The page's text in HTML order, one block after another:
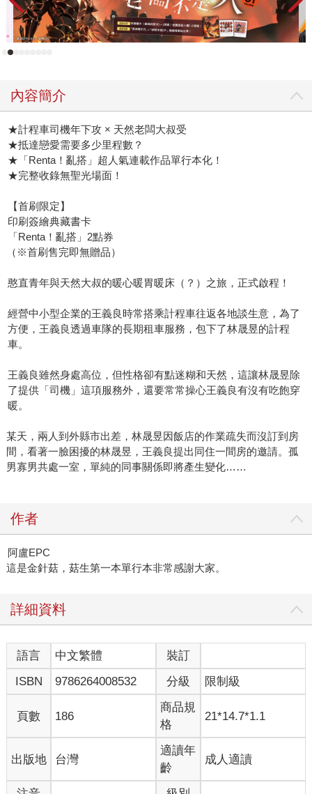
內容簡介
★計程車司機年下攻 × 天然老闆大叔受
★抵達戀愛需要多少里程數？
★「Renta！亂搭」超人氣連載作品單行本化！
★完整收錄無聖光場面！
【首刷限定】
印刷簽繪典藏書卡
「Renta！亂搭」2點券
（※首刷售完即無贈品）
憨直青年與天然大叔的暖心暖胃暖床（？）之旅，正式啟程！
經營中小型企業的王義良時常搭乘計程車往返各地談生意，為了
方便，王義良透過車隊的長期租車服務，包下了林晟昱的計程
車。
王義良雖然身處高位，但性格卻有點迷糊和天然，這讓林晟昱除
了提供「司機」這項服務外，還要常常操心王義良有沒有吃飽穿
暖。
某天，兩人到外縣市出差，林晟昱因飯店的作業疏失而沒訂到房
間，看著一臉困擾的林晟昱，王義良提出同住一間房的邀請。孤
男寡男共處一室，單純的同事關係即將產生變化……
作者
阿盧EPC
這是金針菇，菇生第一本單行本非常感謝大家。
詳細資料
語言 中文繁體
裝訂
ISBN
9786264008532 分級 限制級
頁數 186
商品規
格
21*14.7*1.1
出版地 台灣
適讀年
齡
成人適讀